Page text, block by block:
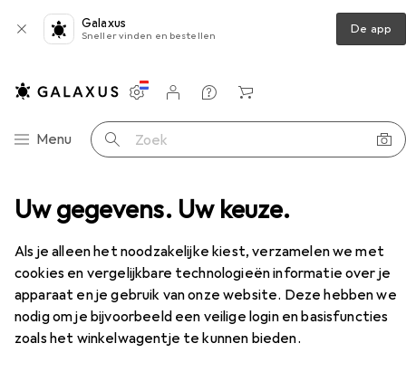
Uw gegevens. Uw keuze.
Als je alleen het noodzakelijke kiest, verzamelen we met
cookies en vergelijkbare technologieën informatie over je
apparaat en je gebruik van onze website. Deze hebben we
nodig om je bijvoorbeeld een veilige login en basisfuncties
zoals het winkelwagentje te kunnen bieden.
Galaxus
Sneller vinden en bestellen De app
Categorie navigatie
Menu Zoek op
Instellingen
Klantenaccount
Produktvergelijking
Verlanglijstje
Winkelmandje
Videokabel Roline Kabel DisplayPort-VGA, DP ST
EUR
26,90
RolineKabel DisplayPort-VGA, DP ST
5 m